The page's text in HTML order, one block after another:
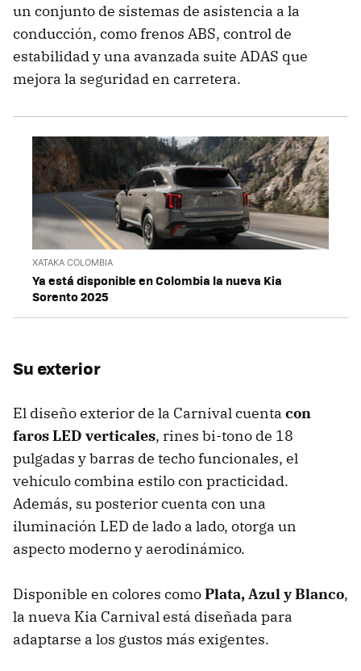
un conjunto de sistemas de asistencia a la
conducción, como frenos ABS, control de
estabilidad y una avanzada suite ADAS que
mejora la seguridad en carretera.
XATAKA COLOMBIA
Ya está disponible en Colombia la nueva Kia
Sorento 2025
Su exterior
El diseño exterior de la Carnival cuenta con
faros LED verticales, rines bi-tono de 18
pulgadas y barras de techo funcionales, el
vehículo combina estilo con practicidad.
Además, su posterior cuenta con una
iluminación LED de lado a lado, otorga un
aspecto moderno y aerodinámico.
Disponible en colores comoPlata, Azul y Blanco,
la nueva Kia Carnival está diseñada para
adaptarse a los gustos más exigentes.